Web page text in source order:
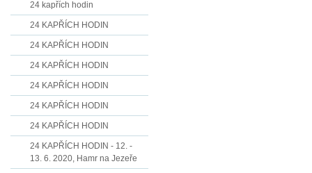
24 kapřích hodin
24 KAPŘÍCH HODIN
24 KAPŘÍCH HODIN
24 KAPŘÍCH HODIN
24 KAPŘÍCH HODIN
24 KAPŘÍCH HODIN
24 KAPŘÍCH HODIN
24 KAPŘÍCH HODIN - 12. -
13. 6. 2020, Hamr na Jezeře